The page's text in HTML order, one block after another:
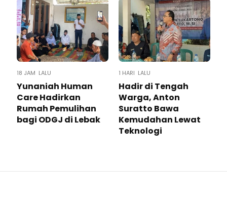
18 JAM LALU
Yunaniah Human
Care Hadirkan
Rumah Pemulihan
bagi ODGJ di Lebak
1 HARI LALU
Hadir di Tengah
Warga, Anton
Suratto Bawa
Kemudahan Lewat
Teknologi ​